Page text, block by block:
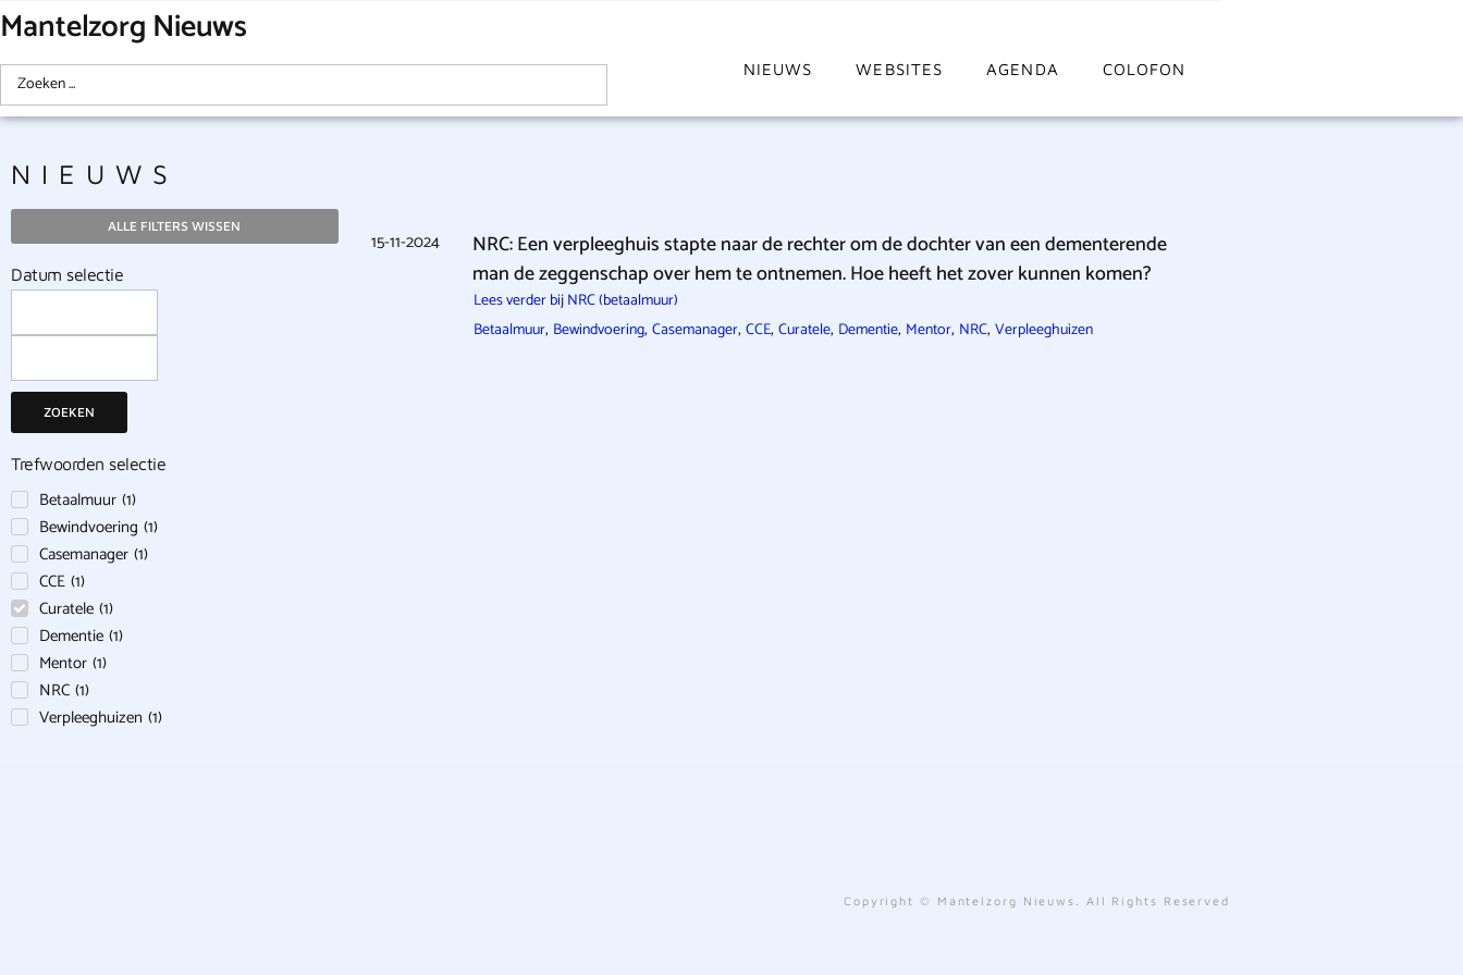
Mantelzorg Nieuws
NIEUWS WEBSITES AGENDA COLOFON
NIEUWS
ALLE FILTERS WISSEN
Datum selectie
ZOEKEN
Trefwoorden selectie
Betaalmuur (1)
Bewindvoering (1)
Casemanager (1)
CCE (1)
Curatele (1)
Dementie (1)
Mentor (1)
NRC (1)
Verpleeghuizen (1)
15-11-2024
NRC: Een verpleeghuis stapte naar de rechter om de dochter van een dementerende
man de zeggenschap over hem te ontnemen. Hoe heeft het zover kunnen komen?
Lees verder bij NRC (betaalmuur)
Betaalmuur, Bewindvoering, Casemanager, CCE, Curatele, Dementie, Mentor, NRC, Verpleeghuizen
Copyright © Mantelzorg Nieuws. All Rights Reserved